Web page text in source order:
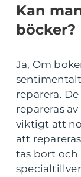
Kan
böcker?
Ja, Om
reparera.
repareras
viktigt att
att
tas bort och